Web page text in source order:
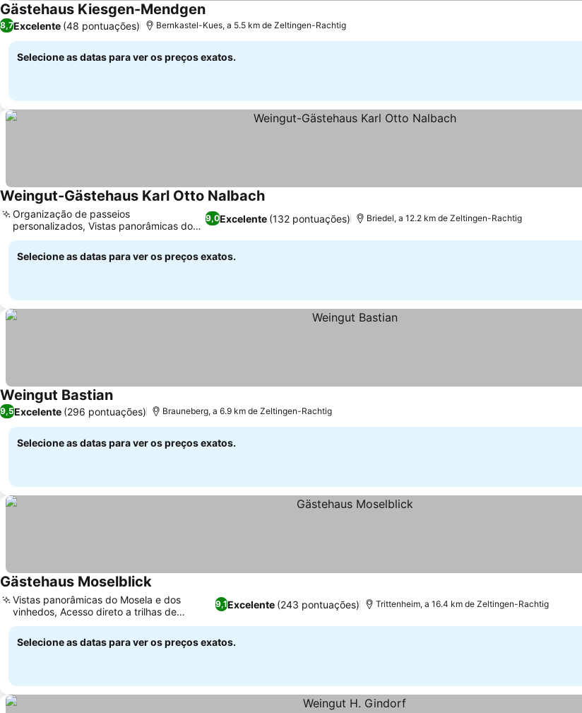
Gästehaus Kiesgen-Mendgen
8,7Excelente (48 pontuações) Bernkastel-Kues, a 5.5 km de Zeltingen-Rachtig
Selecione as datas para ver os preços exatos.
Weingut-Gästehaus Karl Otto Nalbach
9,0Excelente (132 pontuações)
Organização de passeios
personalizados, Vistas panorâmicas do
Mosel e dos vinhedos
Briedel, a 12.2 km de Zeltingen-Rachtig
Selecione as datas para ver os preços exatos.
Weingut Bastian
9,5Excelente (296 pontuações) Brauneberg, a 6.9 km de Zeltingen-Rachtig
Selecione as datas para ver os preços exatos.
Gästehaus Moselblick
9,1Excelente (243 pontuações)
Vistas panorâmicas do Mosela e dos
vinhedos, Acesso direto a trilhas de
ciclismo e caminhada
Trittenheim, a 16.4 km de Zeltingen-Rachtig
Selecione as datas para ver os preços exatos.